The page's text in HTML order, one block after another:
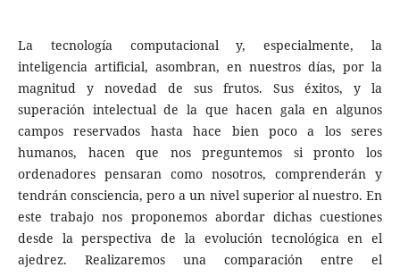
La tecnología computacional y, especialmente, la
inteligencia artificial, asombran, en nuestros días, por la
magnitud y novedad de sus frutos. Sus éxitos, y la
superación intelectual de la que hacen gala en algunos
campos reservados hasta hace bien poco a los seres
humanos, hacen que nos preguntemos si pronto los
ordenadores pensaran como nosotros, comprenderán y
tendrán consciencia, pero a un nivel superior al nuestro. En
este trabajo nos proponemos abordar dichas cuestiones
desde la perspectiva de la evolución tecnológica en el
ajedrez. Realizaremos una comparación entre el